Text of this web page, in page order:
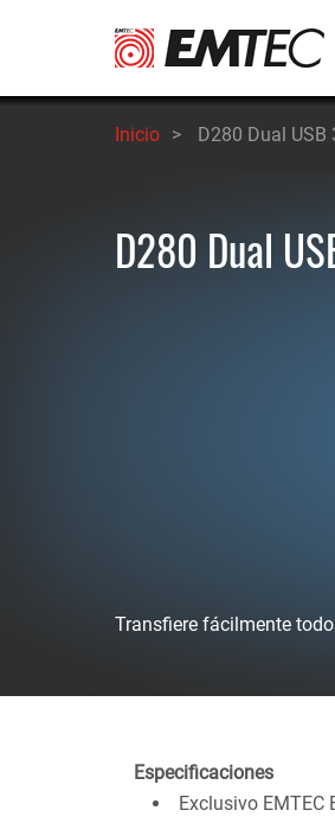
principal
Inicio > D280 Dual USB
D280 Dual
Transfiere fácilmente
Especificaciones
Exclusivo EMTEC